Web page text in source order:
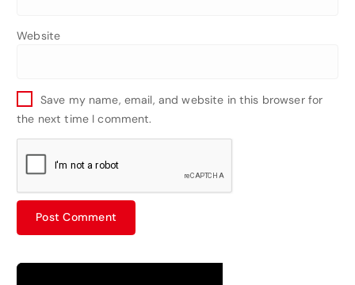
Website
Save my name, email, and website in this browser for
the next time I comment.